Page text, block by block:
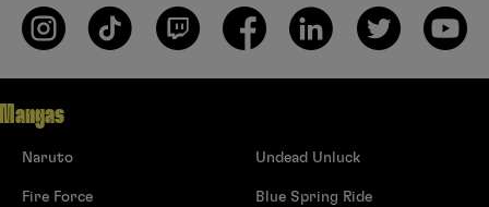
Mangas
Naruto
Fire Force
Undead Unluck
Blue Spring Ride